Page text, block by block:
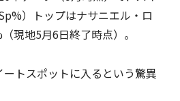
）トップはナサニエル・ロ
現地5月6日終了時点）。
トスポットに入るという驚異